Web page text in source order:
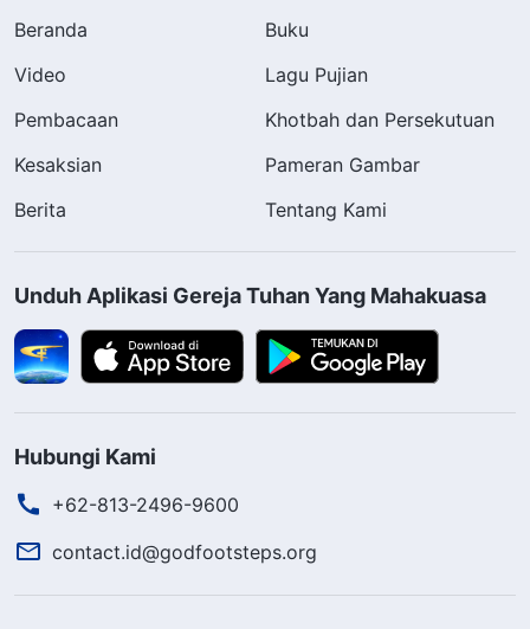
Penghakiman Tuhan atas Semua Suku
30
Tuhan Telah Kembali dengan
Kemenangan (Versi 1)
30
Kemenangan (Versi 2)
31
Dinyatakan
Beranda
Buku
Video
Lagu Pujian
Pembacaan
Khotbah dan Persekutuan
Kesaksian
Pameran Gambar
Berita
Tentang Kami
Unduh Aplikasi Gereja Tuhan Yang Mahakuasa
Hubungi Kami
+62-813-2496-9600
contact.id@godfootsteps.org